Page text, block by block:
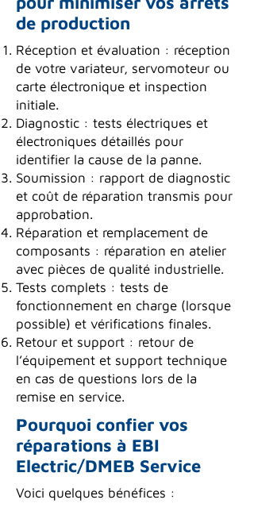
de production
Réception et évaluation : réception
de votre variateur, servomoteur ou
carte électronique et inspection
initiale.
Diagnostic : tests électriques et
électroniques détaillés pour
identifier la cause de la panne.
Soumission : rapport de diagnostic
et coût de réparation transmis pour
approbation.
Réparation et remplacement de
composants : réparation en atelier
avec pièces de qualité industrielle.
Tests complets : tests de
fonctionnement en charge (lorsque
possible) et vérifications finales.
Retour et support : retour de
l’équipement et support technique
en cas de questions lors de la
remise en service.
Pourquoi confier vos
réparations à EBI
Electric/DMEB Service
Voici quelques bénéfices :